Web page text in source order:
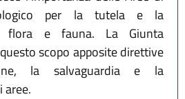
per la tutela e la
flora e fauna. La Giunta
scopo apposite direttive
la salvaguardia e la